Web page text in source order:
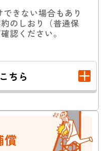
きない場合もあり
のしおり（普通保
認ください。
ちら
償